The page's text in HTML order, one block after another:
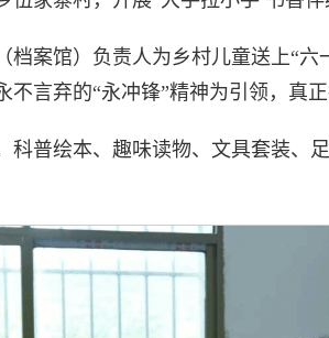
档案馆）负责人为乡村儿童送上“
不言弃的“永冲锋”精神为引领，真
科普绘本、趣味读物、文具套装、